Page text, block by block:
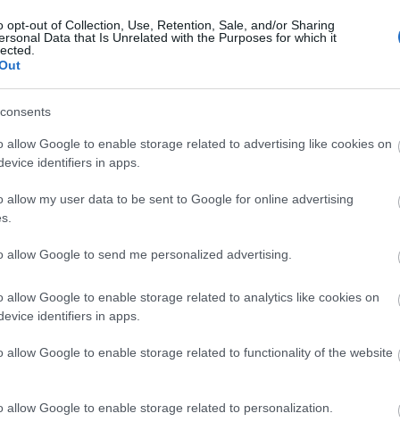
opt-out of Collection, Use, Retention, Sale, and/or Sharing
Data that Is Unrelated with the Purposes for which it
allow Google to enable storage related to advertising like cookies on
identifiers in apps.
allow my user data to be sent to Google for online advertising
allow Google to send me personalized advertising.
allow Google to enable storage related to analytics like cookies on
identifiers in apps.
allow Google to enable storage related to functionality of the website
allow Google to enable storage related to personalization.
Ταϊβάν, με τηνTaiwan
απώλειες περίπου 2%
Hai Precision Industry έχασε
συνεδρίαση στη Wall Street,